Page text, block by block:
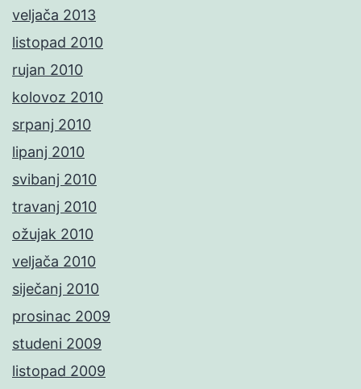
veljača 2013
listopad 2010
rujan 2010
kolovoz 2010
srpanj 2010
lipanj 2010
svibanj 2010
travanj 2010
ožujak 2010
veljača 2010
siječanj 2010
prosinac 2009
studeni 2009
listopad 2009